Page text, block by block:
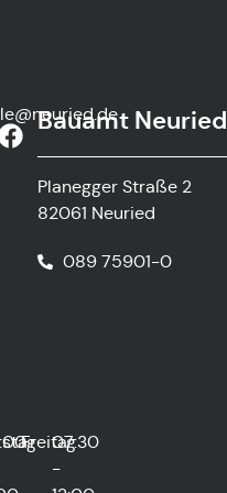
Bauamt Neuried
Planegger Straße 2
82061 Neuried
089 75901-0
Freitag07:30
-